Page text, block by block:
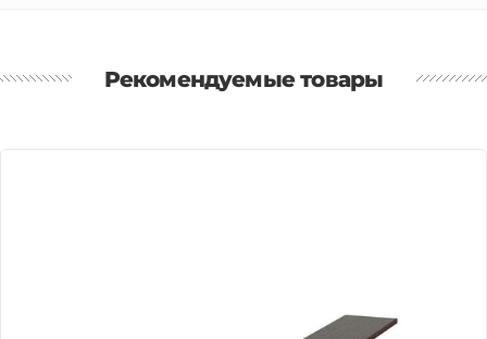
Рекомендуемые товары